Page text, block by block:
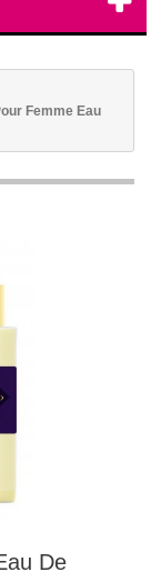
Femme Eau
De